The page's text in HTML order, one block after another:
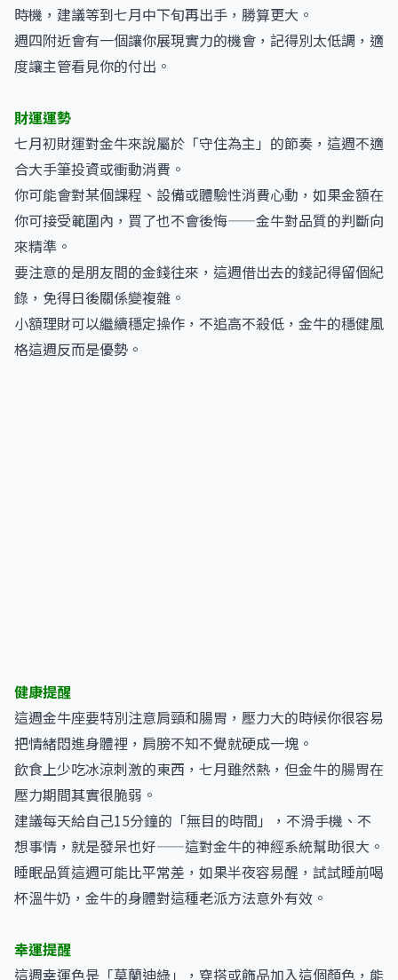
時機，建議等到七月中下旬再出手，勝算更大。
週四附近會有一個讓你展現實力的機會，記得別太低調，適
度讓主管看見你的付出。
財運運勢
七月初財運對金牛來說屬於「守住為主」的節奏，這週不適
合大手筆投資或衝動消費。
你可能會對某個課程、設備或體驗性消費心動，如果金額在
你可接受範圍內，買了也不會後悔——金牛對品質的判斷向
來精準。
要注意的是朋友間的金錢往來，這週借出去的錢記得留個紀
錄，免得日後關係變複雜。
小額理財可以繼續穩定操作，不追高不殺低，金牛的穩健風
格這週反而是優勢。
健康提醒
這週金牛座要特別注意肩頸和腸胃，壓力大的時候你很容易
把情緒悶進身體裡，肩膀不知不覺就硬成一塊。
飲食上少吃冰涼刺激的東西，七月雖然熱，但金牛的腸胃在
壓力期間其實很脆弱。
建議每天給自己15分鐘的「無目的時間」，不滑手機、不
想事情，就是發呆也好——這對金牛的神經系統幫助很大。
睡眠品質這週可能比平常差，如果半夜容易醒，試試睡前喝
杯溫牛奶，金牛的身體對這種老派方法意外有效。
幸運提醒
這週幸運色是「莫蘭迪綠」，穿搭或飾品加入這個顏色，能